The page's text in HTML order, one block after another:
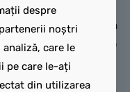
în modul dragon,
i partea frontală
a-i dezvălui ghearele
capul de dragon și
shuriken rotitoare.
despre
noștri
care le
pe care le-ați
din utilizarea